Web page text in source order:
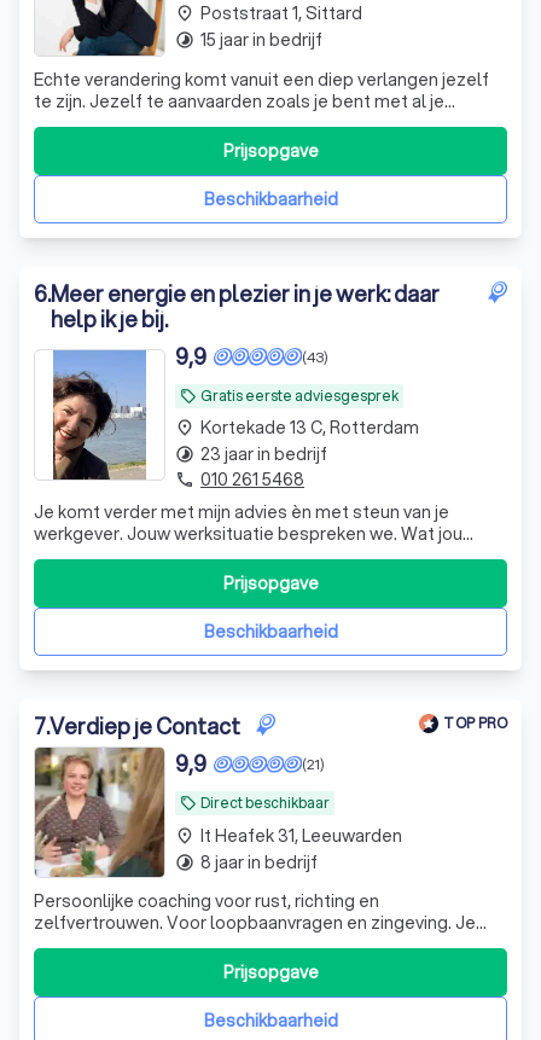
Echte verandering komt vanuit een diep verlangen jezelf
te zijn. Jezelf te aanvaarden zoals je bent met al je
tekortkomingen en kwaliteiten. Dit vergt oefening en hier
Beschikbaarheid
Prijsopgave
place Poststraat 1, Sittard
timelapse 15 jaar in bedrijf
6.Meer energie en plezier in je werk: daar
help ik je bij.
local_offer Gratis eerste adviesgesprek
(43)
9,9
Je komt verder met mijn advies èn met steun van je
werkgever. Jouw werksituatie bespreken we. Wat jou
motiveert is van belang. Ik ben Margot Thomassen;
Loopbaancoach & Psycholoog. Welkom bij Mentaris!
Beschikbaarheid
Prijsopgave
place Kortekade 13 C, Rotterdam
timelapse 23 jaar in bedrijf
phone 010 261 5468
7.Verdiep je Contact TOP PRO
local_offer Direct beschikbaar
(21)
9,9
Persoonlijke coaching voor rust, richting en
zelfvertrouwen. Voor loopbaanvragen en zingeving. Je
voelt je gezien, krijgt helder inzicht en gaat bemoedigd en
met nieuwe energie verder.
Beschikbaarheid
Prijsopgave
place It Heafek 31, Leeuwarden
timelapse 8 jaar in bedrijf